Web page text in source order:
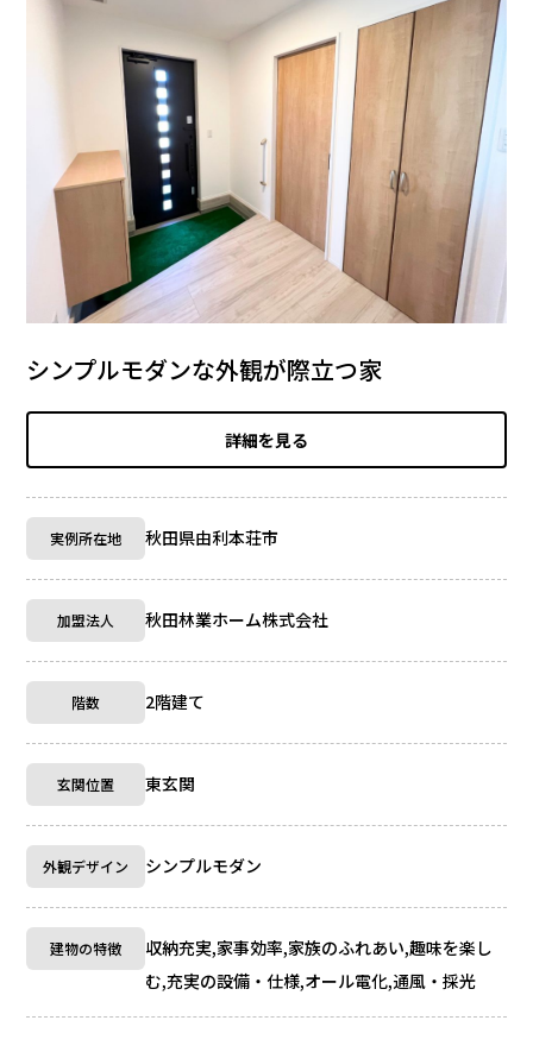
シンプルモダンな外観が際立つ家
詳細を見る
実例所在地 秋田県由利本荘市
加盟法人 秋田林業ホーム株式会社
階数 2階建て
玄関位置 東玄関
外観デザイン シンプルモダン
建物の特徴
収納充実,家事効率,家族のふれあい,趣味を楽し
む,充実の設備・仕様,オール電化,通風・採光